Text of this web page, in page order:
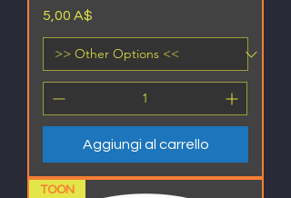
Prezzo
5,00 A$
Aggiungi al carrello
TOON